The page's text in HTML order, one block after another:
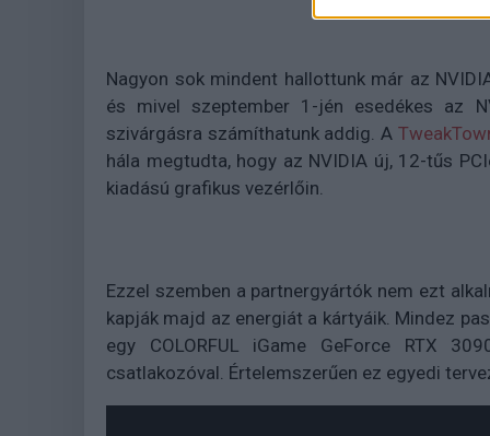
Nagyon sok mindent hallottunk már az
és mivel szeptember 1-jén esedékes az
szivárgásra számíthatunk addig. A
hála megtudta, hogy az NVIDIA új, 12-tűs
kiadású grafikus vezérlőin.
Ezzel szemben a partnergyártók nem ezt
kapják majd az energiát a kártyáik. Mindez
egy COLORFUL iGame GeForce RTX
csatlakozóval. Értelemszerűen ez egyedi